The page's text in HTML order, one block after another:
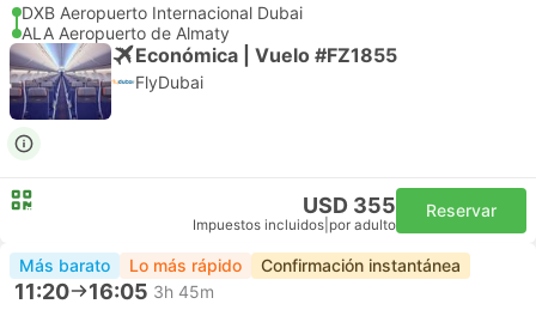
DXB Aeropuerto Internacional Dubai
ALA Aeropuerto de Almaty
Económica | Vuelo #FZ1855
FlyDubai
USD 355
Impuestos incluidos por adulto
Reservar
Más barato Lo más rápido Confirmación instantánea
11:20 16:05 3h 45m